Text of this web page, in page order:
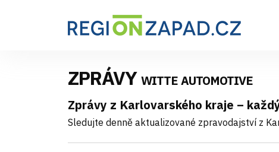
ZPRÁVYWITTE AUTOMOTIVE
Zprávy z Karlovarského kraje –
Sledujte denně aktualizované zpravodajství z